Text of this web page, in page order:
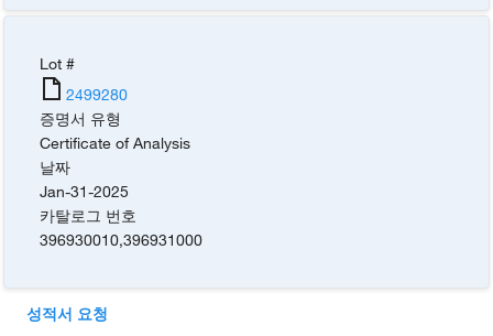
Lot #
2499280
증명서 유형
Certificate of Analysis
날짜
Jan-31-2025
카탈로그 번호
396930010,396931000
성적서 요청